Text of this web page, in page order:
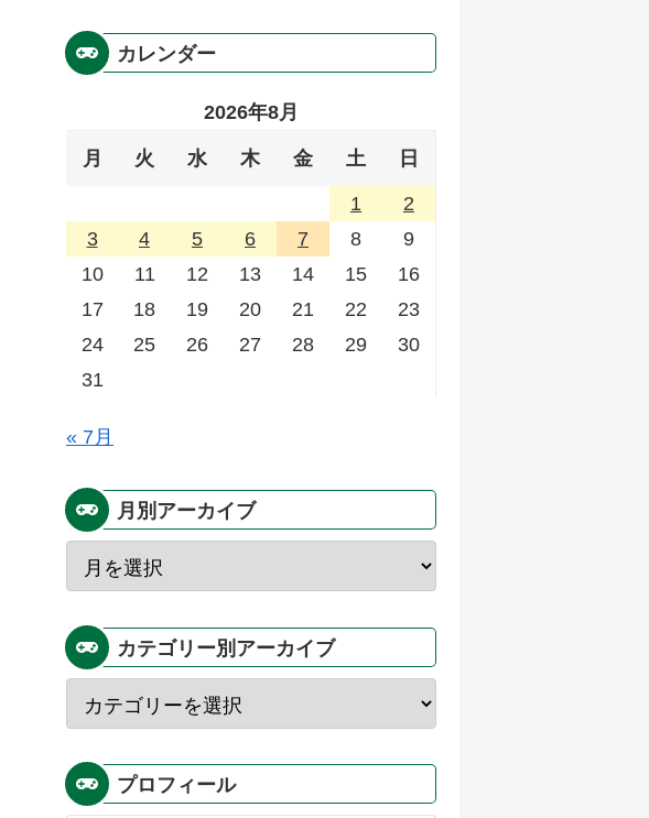
カレンダー
2026年8月
月 火 水 木 金 土 日
1
2
3
4 5 6 7 8
9
10
11 12 13 14 15
16
17
18 19 20 21 22
23
24
25 26 27 28 29
30
31
« 7月
月別アーカイブ
カテゴリー別アーカイブ
プロフィール